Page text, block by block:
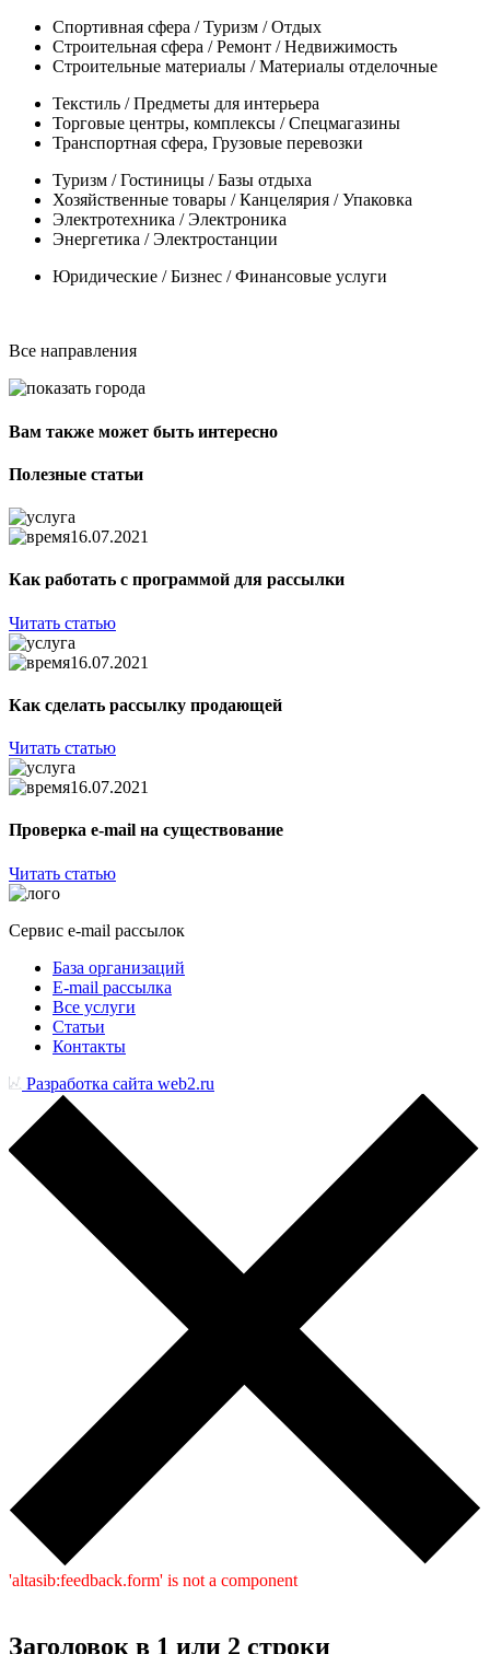
Спортивная сфера / Туризм / Отдых
Строительная сфера / Ремонт / Недвижимость
Строительные материалы / Материалы отделочные
Текстиль / Предметы для интерьера
Торговые центры, комплексы / Спецмагазины
Транспортная сфера, Грузовые перевозки
Туризм / Гостиницы / Базы отдыха
Хозяйственные товары / Канцелярия / Упаковка
Электротехника / Электроника
Энергетика / Электростанции
Юридические / Бизнес / Финансовые услуги
Все направления
Вам также может быть интересно
Полезные статьи
16.07.2021
Как работать с программой для рассылки
Читать статью
16.07.2021
Как сделать рассылку продающей
Читать статью
16.07.2021
Проверка e-mail на существование
Читать статью
Сервис e-mail рассылок
База организаций
E-mail рассылка
Все услуги
Статьи
Контакты
Разработка сайта web2.ru
'altasib:feedback.form' is not a component
Заголовок в 1 или 2 строки